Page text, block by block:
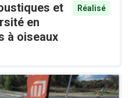
et
en
à oiseaux
Réalisé